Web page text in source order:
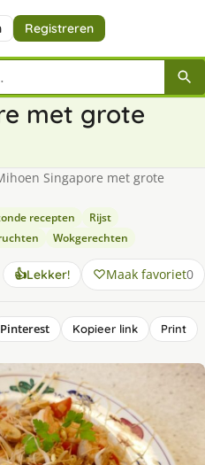
Registreren
met grote
Singapore met grote
recepten
Rijst
Wokgerechten
👍Lekker! Maak favoriet0
Pinterest Kopieer link Print